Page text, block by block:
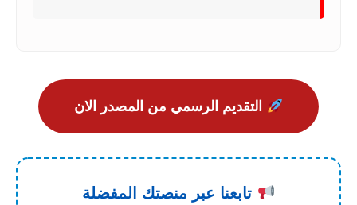
التقديم الرسمي من المصدر الان
تابعنا عبر منصتك المفضلة